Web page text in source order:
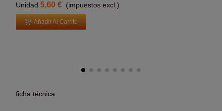
Unidad 5,60 € (impuestos excl.)
Añadir Al Carrito
ficha técnica